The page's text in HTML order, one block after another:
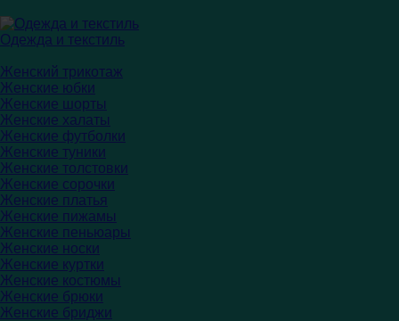
Одежда и текстиль
Женский трикотаж
Женские юбки
Женские шорты
Женские халаты
Женские футболки
Женские туники
Женские толстовки
Женские сорочки
Женские платья
Женские пижамы
Женские пеньюары
Женские носки
Женские куртки
Женские костюмы
Женские брюки
Женские бриджи